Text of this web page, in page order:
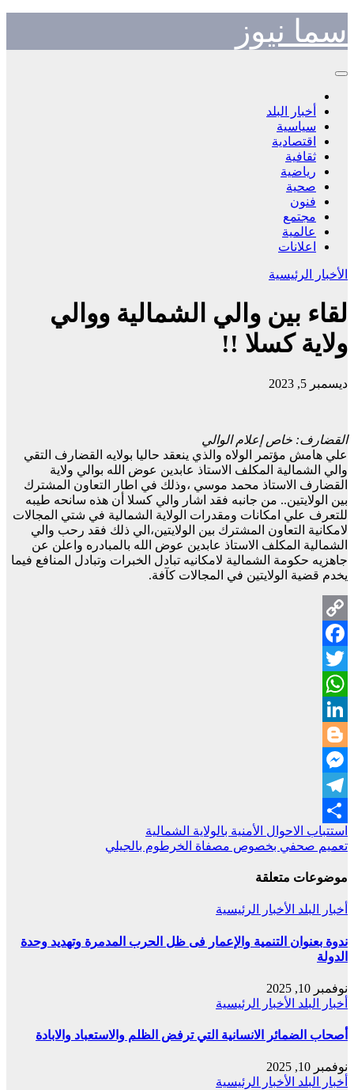
to
content
سما نيوز
أخبار البلد
سياسية
اقتصادية
ثقافية
رياضية
صحية
فنون
مجتمع
عالمية
اعلانات
الأخبار الرئيسية
لقاء بين والي الشمالية ووالي
ولاية كسلا !!
ديسمبر 5, 2023
القضارف: خاص إعلام الوالي
علي هامش مؤتمر الولاه والذي ينعقد حاليا بولايه القضارف التقي
والي الشمالية المكلف الاستاذ عابدين عوض الله بوالي ولاية
القضارف الاستاذ محمد موسي ،وذلك في اطار التعاون المشترك
بين الولايتين.. من جانبه فقد اشار والي كسلا أن هذه سانحه طيبه
للتعرف علي امكانات ومقدرات الولاية الشمالية في شتي المجالات
لامكانية التعاون المشترك بين الولايتين،الي ذلك فقد رحب والي
الشمالية المكلف الاستاذ عابدين عوض الله بالمبادره واعلن عن
جاهزيه حكومة الشمالية لامكانيه تبادل الخبرات وتبادل المنافع فيما
يخدم قضية الولايتين في المجالات كآفة.
Copy
Link
Facebook
Twitter
WhatsApp
LinkedIn
Blogger
Messenger
Telegram
Share
تصفّح
المقالات
استتباب الاحوال الأمنية بالولاية الشمالية
تعميم صحفي بخصوص مصفاة الخرطوم بالجيلي
موضوعات متعلقة
أخبار البلد الأخبار الرئيسية
ندوة بعنوان التنمية والإعمار فى ظل الحرب المدمرة وتهديد وحدة
الدولة
نوفمبر 10, 2025
أخبار البلد الأخبار الرئيسية
أصحاب الضمائر الانسانية التي ترفض الظلم والاستعباد والابادة
نوفمبر 10, 2025
أخبار البلد الأخبار الرئيسية